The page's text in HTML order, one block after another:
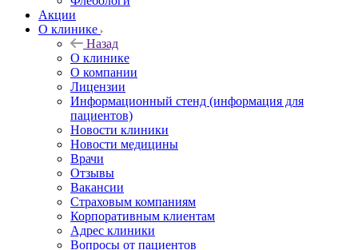
Акции
О клинике
Назад
О клинике
О компании
Лицензии
Информационный стенд (информация для
пациентов)
Новости клиники
Новости медицины
Врачи
Отзывы
Вакансии
Страховым компаниям
Корпоративным клиентам
Адрес клиники
Вопросы от пациентов